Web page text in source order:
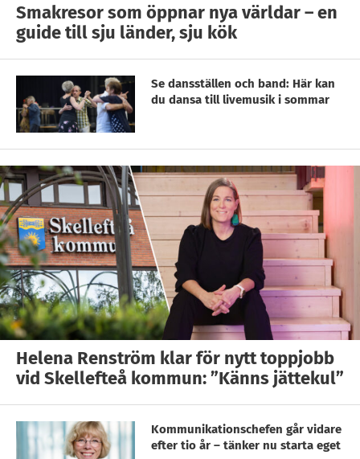
Smakresor som öppnar nya världar – en
guide till sju länder, sju kök
Se dansställen och band: Här kan
du dansa till livemusik i sommar
Helena Renström klar för nytt toppjobb
vid Skellefteå kommun: ”Känns jättekul”
Kommunikationschefen går vidare
efter tio år – tänker nu starta eget